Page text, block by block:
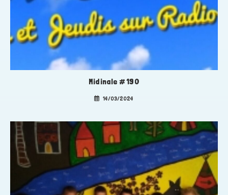
Midinale # 190
14/03/2024